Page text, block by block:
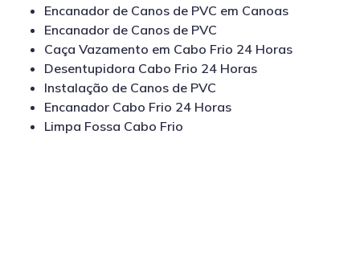
Encanador de Canos de PVC em Canoas
Encanador de Canos de PVC
Caça Vazamento em Cabo Frio 24 Horas
Desentupidora Cabo Frio 24 Horas
Instalação de Canos de PVC
Encanador Cabo Frio 24 Horas
Limpa Fossa Cabo Frio